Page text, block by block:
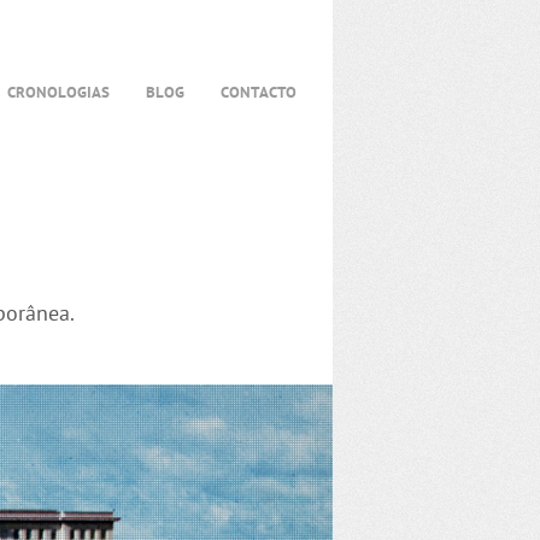
CRONOLOGIAS BLOG CONTACTO